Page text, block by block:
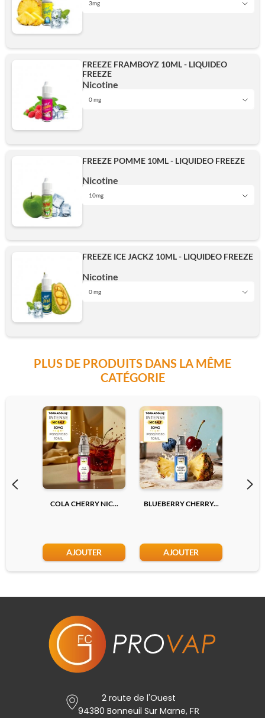
3mg
6mg
FREEZE FRAMBOYZ 10ML - LIQUIDEO
FREEZE
Nicotine
0 mg
10mg
FREEZE POMME 10ML - LIQUIDEO FREEZE
Nicotine
10mg
Ajouter
FREEZE ICE JACKZ 10ML - LIQUIDEO FREEZE
Nicotine
0 mg
Ajouter
PLUS DE PRODUITS DANS LA MÊME
CATÉGORIE
COLA CHERRY NIC...
AJOUTER
BLUEBERRY CHERRY...
AJOUTER
2 route de l'Ouest
94380 Bonneuil Sur Marne,FR